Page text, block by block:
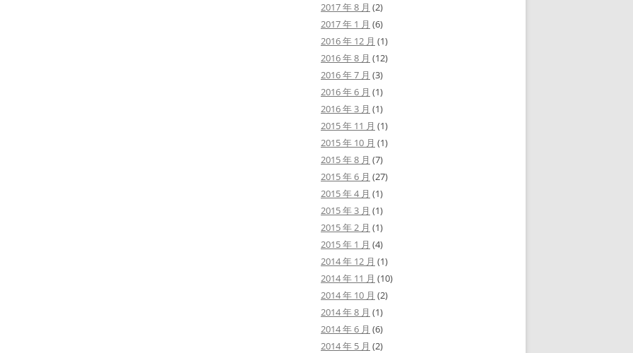
2017 年 8 月 (2)
2017 年 1 月 (6)
2016 年 12 月 (1)
2016 年 8 月 (12)
2016 年 7 月 (3)
2016 年 6 月 (1)
2016 年 3 月 (1)
2015 年 11 月 (1)
2015 年 10 月 (1)
2015 年 8 月 (7)
2015 年 6 月 (27)
2015 年 4 月 (1)
2015 年 3 月 (1)
2015 年 2 月 (1)
2015 年 1 月 (4)
2014 年 12 月 (1)
2014 年 11 月 (10)
2014 年 10 月 (2)
2014 年 8 月 (1)
2014 年 6 月 (6)
2014 年 5 月 (2)